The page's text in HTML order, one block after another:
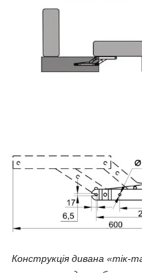
Конструкція дивана «тік-